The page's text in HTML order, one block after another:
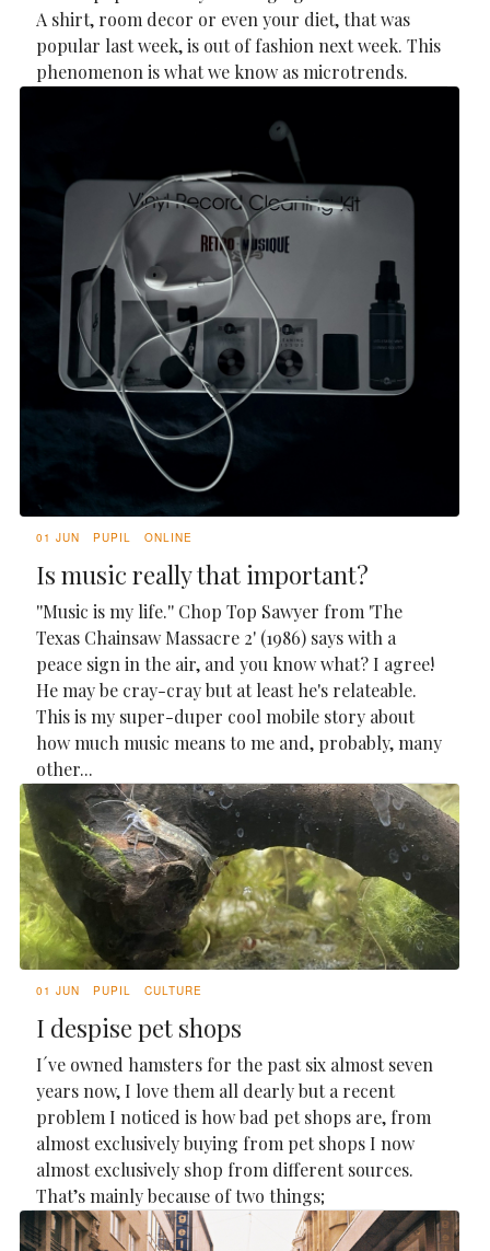
A shirt, room decor or even your diet, that was
popular last week, is out of fashion next week. This
phenomenon is what we know as microtrends.
01 JUN PUPIL ONLINE
Is music really that important?
''Music is my life.'' Chop Top Sawyer from 'The
Texas Chainsaw Massacre 2' (1986) says with a
peace sign in the air, and you know what? I agree!
He may be cray-cray but at least he's relateable.
This is my super-duper cool mobile story about
how much music means to me and, probably, many
other...
01 JUN PUPIL CULTURE
I despise pet shops
I´ve owned hamsters for the past six almost seven
years now, I love them all dearly but a recent
problem I noticed is how bad pet shops are, from
almost exclusively buying from pet shops I now
almost exclusively shop from different sources.
That’s mainly because of two things;